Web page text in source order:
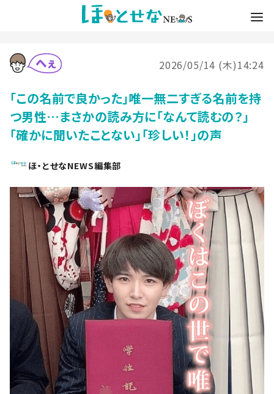
2026/05/14 (木)14:24
「この名前で良かった」唯一無二すぎる名前を持
つ男性…まさかの読み方に「なんて読むの？」
「確かに聞いたことない」「珍しい！」の声
ほ・とせなNEWS編集部